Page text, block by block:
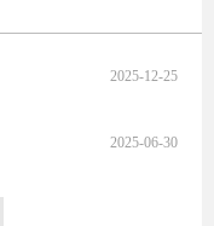
2025-12-25
2025-06-30